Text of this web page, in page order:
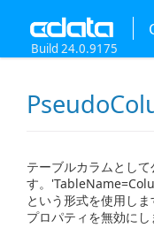
Build 24.0.9175
テーブルカラムとし
す。
という形式を使用し
プロパティを無効にし